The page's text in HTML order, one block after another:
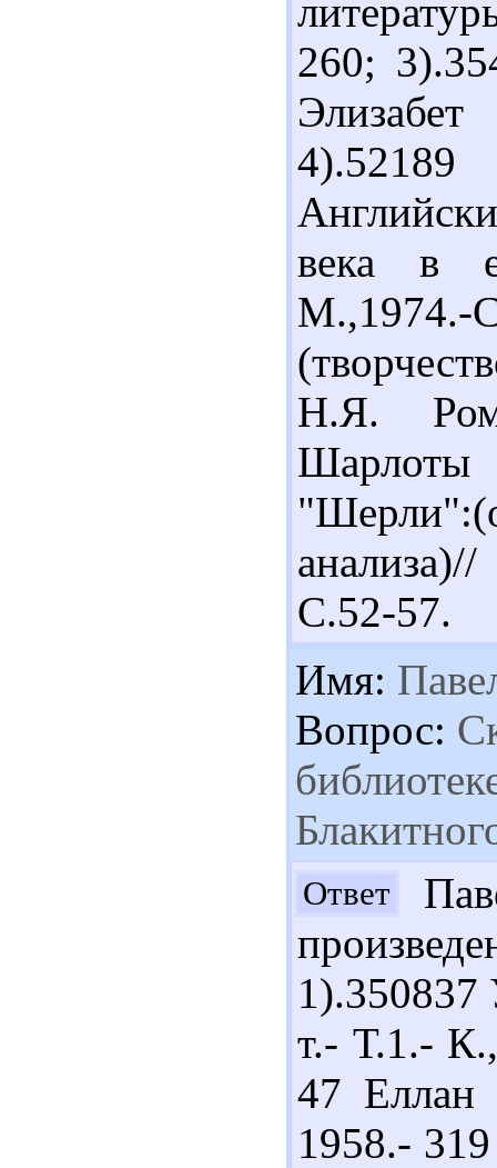
260;
века в
М.,1974.-
Н.Я.
С.52-57.
Имя:
Вопрос:
Ответ
т.- Т.1.-
47
1958.-